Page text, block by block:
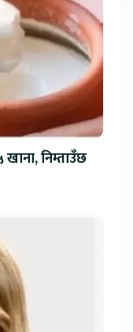
निम्ताउँछ